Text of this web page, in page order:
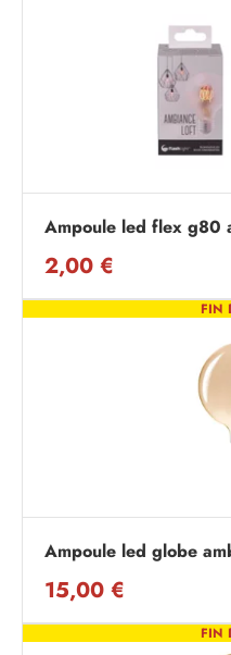
Ampoule led flex g80
2,00 €
FIN
Ampoule led globe
15,00 €
FIN